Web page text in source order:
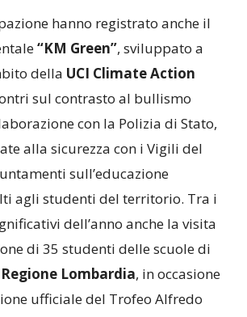
hanno registrato anche il
“KM Green”, sviluppato a
dellaUCI Climate Action
sul contrasto al bullismo
con la Polizia di Stato,
alla sicurezza con i Vigili del
sull’educazione
agli studenti del territorio. Tra i
dell’anno anche la visita
di 35 studenti delle scuole di
Regione Lombardia, in occasione